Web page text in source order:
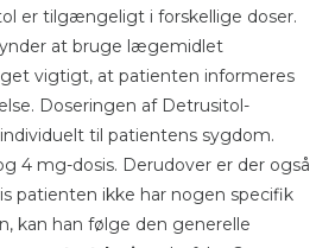
er tilgængeligt i forskellige doser.
at bruge lægemidlet
vigtigt, at patienten informeres
Doseringen af Detrusitol-
til patientens sygdom.
4 mg-dosis. Derudover er der også
patienten ikke har nogen specifik
kan han følge den generelle